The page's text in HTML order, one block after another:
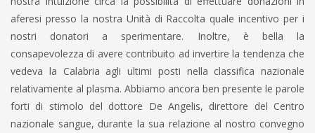
aferesi presso la nostra Unità di Raccolta quale incentivo per i
nostri donatori a sperimentare. Inoltre, è bella la
consapevolezza di avere contribuito ad invertire la tendenza che
vedeva la Calabria agli ultimi posti nella classifica nazionale
relativamente al plasma. Abbiamo ancora ben presente le parole
forti di stimolo del dottore De Angelis, direttore del Centro
nazionale sangue, durante la sua relazione al nostro convegno